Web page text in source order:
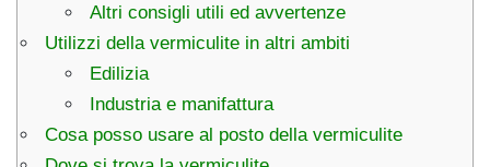
Altri consigli utili ed avvertenze
Utilizzi della vermiculite in altri ambiti
Edilizia
Industria e manifattura
Cosa posso usare al posto della vermiculite